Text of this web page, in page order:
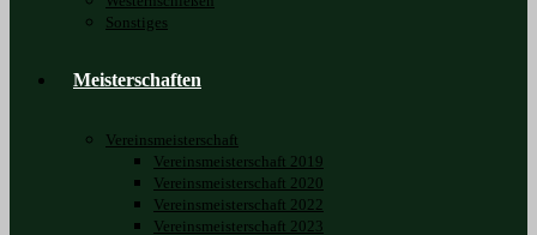
Sonstiges
Meisterschaften
Vereinsmeisterschaft
Vereinsmeisterschaft 2019
Vereinsmeisterschaft 2020
Vereinsmeisterschaft 2022
Vereinsmeisterschaft 2023